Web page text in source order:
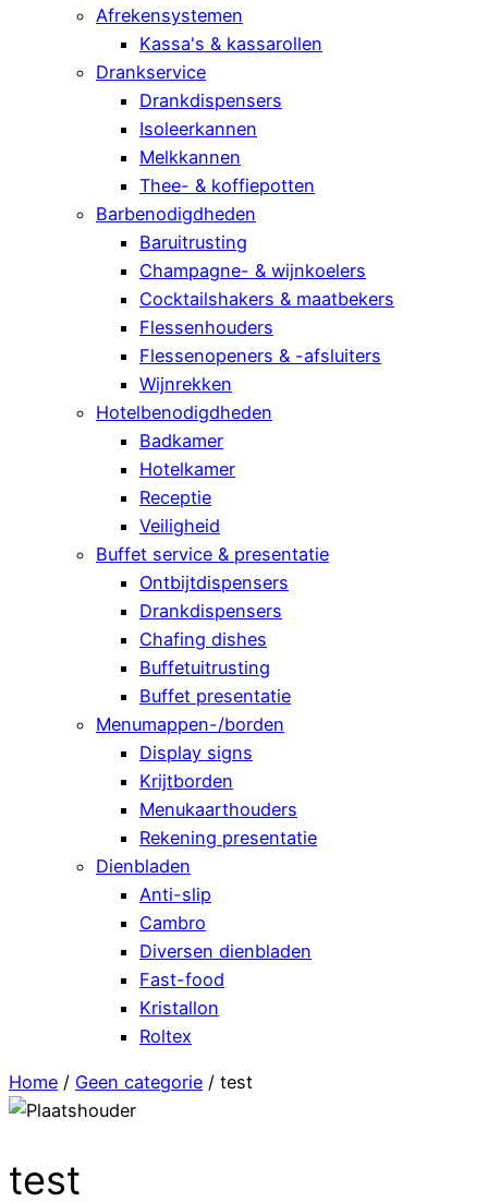
Afrekensystemen
Kassa's & kassarollen
Drankservice
Drankdispensers
Isoleerkannen
Melkkannen
Thee- & koffiepotten
Barbenodigdheden
Baruitrusting
Champagne- & wijnkoelers
Cocktailshakers & maatbekers
Flessenhouders
Flessenopeners & -afsluiters
Wijnrekken
Hotelbenodigdheden
Badkamer
Hotelkamer
Receptie
Veiligheid
Buffet service & presentatie
Ontbijtdispensers
Drankdispensers
Chafing dishes
Buffetuitrusting
Buffet presentatie
Menumappen-/borden
Display signs
Krijtborden
Menukaarthouders
Rekening presentatie
Dienbladen
Anti-slip
Cambro
Diversen dienbladen
Fast-food
Kristallon
Roltex
Home / Geen categorie / test
test